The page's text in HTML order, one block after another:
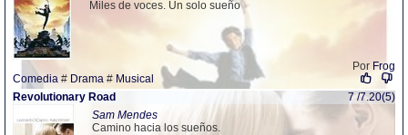
Miles de voces. Un solo sueño
Por Frog
Comedia # Drama # Musical
Revolutionary Road
7 /7.20(5)
Sam Mendes
Camino hacia los sueños.